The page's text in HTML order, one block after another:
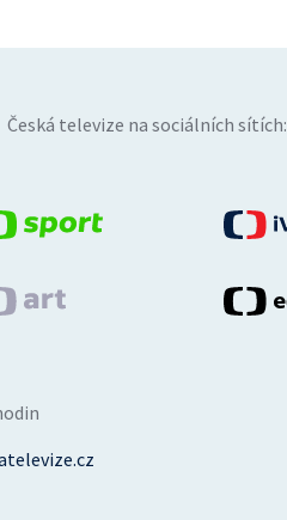
Česká televize na sociálních sítích: